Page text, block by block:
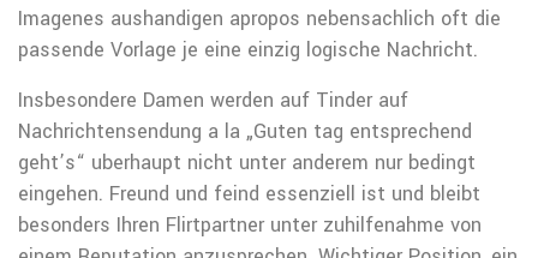
Imagenes aushandigen apropos nebensachlich oft die
passende Vorlage je eine einzig logische Nachricht.
Insbesondere Damen werden auf Tinder auf
Nachrichtensendung a la „Guten tag entsprechend
geht’s“ uberhaupt nicht unter anderem nur bedingt
eingehen. Freund und feind essenziell ist und bleibt
besonders Ihren Flirtpartner unter zuhilfenahme von